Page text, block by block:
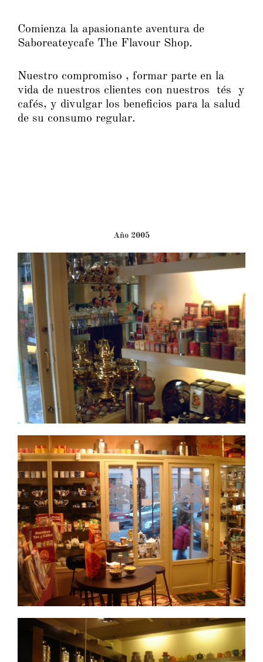
Comienza la apasionante aventura de
Saboreateycafe The Flavour Shop.
Nuestro compromiso , formar parte en la
vida de nuestros clientes con nuestros tés y
cafés, y divulgar los beneficios para la salud
de su consumo regular.
Año 2005